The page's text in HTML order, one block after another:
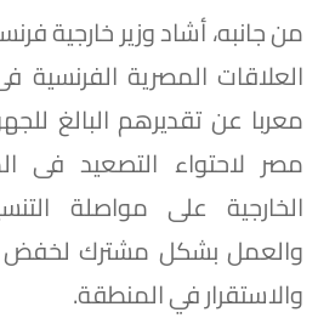
من جانبه، أشاد وزير خارجية
العلاقات المصرية الفرنسية
معربا عن تقديرهم البالغ
مصر لاحتواء التصعيد فى
الخارجية على مواصلة
والعمل بشكل مشترك لخفض
والاستقرار في المنطقة.